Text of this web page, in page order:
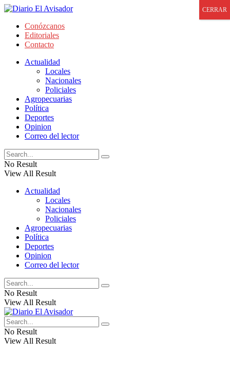
Conózcanos
Editoriales
Contacto
Actualidad
Locales
Nacionales
Policiales
Agropecuarias
Política
Deportes
Opinion
Correo del lector
No Result
View All Result
Actualidad
Locales
Nacionales
Policiales
Agropecuarias
Política
Deportes
Opinion
Correo del lector
No Result
View All Result
No Result
View All Result
CERRAR